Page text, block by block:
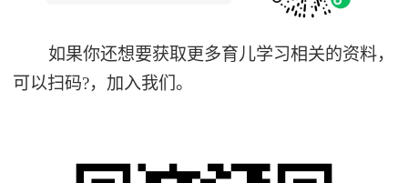
如果你还想要获取更多育儿学习相关的资料，
可以扫码?️，加入我们。